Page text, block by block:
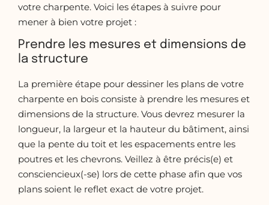
votre charpente. Voici les étapes à suivre pour
mener à bien votre projet :
Prendre les mesures et dimensions de
la structure
La première étape pour dessiner les plans de votre
charpente en bois consiste à prendre les mesures et
dimensions de la structure. Vous devrez mesurer la
longueur, la largeur et la hauteur du bâtiment, ainsi
que la pente du toit et les espacements entre les
poutres et les chevrons. Veillez à être précis(e) et
consciencieux(-se) lors de cette phase afin que vos
plans soient le reflet exact de votre projet.